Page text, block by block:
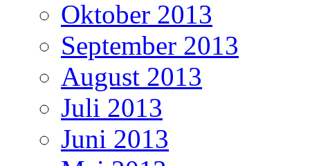
Oktober 2013
September 2013
August 2013
Juli 2013
Juni 2013